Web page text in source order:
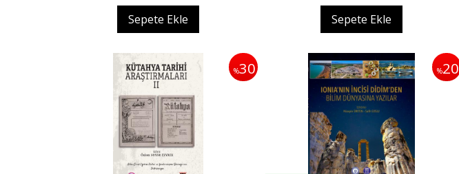
Sepete Ekle
Sepete Ekle
%30 %20